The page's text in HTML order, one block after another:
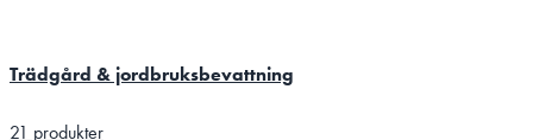
Trädgård & jordbruksbevattning
21 produkter